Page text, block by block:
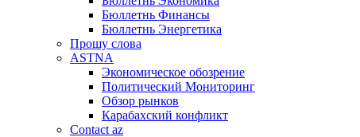
Бюллетнь Финансы
Бюллетнь Энергетика
Прошу слова
ASTNA
Экономическое обозрение
Политический Мониторинг
Обзор рынков
Карабахский конфликт
Contact az